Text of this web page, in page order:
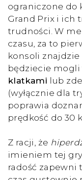
ograniczone do
Grand Prix i ich
trudności. W
czasu, za to
konsoli znajdzie
będziecie
klatkami lub
(wyłącznie dla
poprawia
prędkość do 30
Z racji, że
imieniem tej
radość zapewni